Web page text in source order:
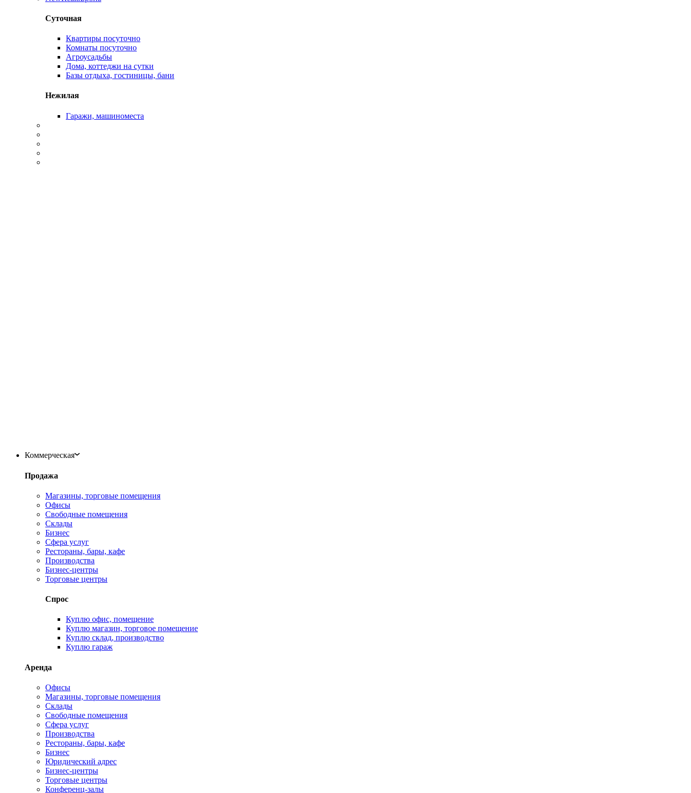
Суточная
Квартиры посуточно
Комнаты посуточно
Агроусадьбы
Дома, коттеджи на сутки
Базы отдыха, гостиницы, бани
Нежилая
Гаражи, машиноместа
Коммерческая
Продажа
Магазины, торговые помещения
Офисы
Свободные помещения
Склады
Бизнес
Сфера услуг
Рестораны, бары, кафе
Производства
Бизнес-центры
Торговые центры
Спрос
Куплю офис, помещение
Куплю магазин, торговое помещение
Куплю склад, производство
Куплю гараж
Аренда
Офисы
Магазины, торговые помещения
Склады
Свободные помещения
Сфера услуг
Производства
Рестораны, бары, кафе
Бизнес
Юридический адрес
Бизнес-центры
Торговые центры
Конференц-залы